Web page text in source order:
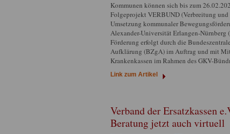
Kommunen können sich bis zum
Folgeprojekt VERBUND (Verbreitung
Umsetzung kommunaler
Alexander-Universität Erlangen-Nürnberg
Förderung erfolgt durch die
Aufklärung (BZgA) im Auftrag und mit
Krankenkassen im Rahmen des GKV-
Link zum Artikel
Verband der Ersatzkassen
Beratung jetzt auch virtuell